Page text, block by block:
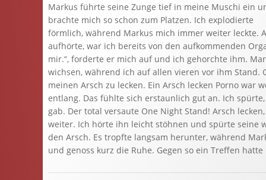
Markus führte seine Zunge tief in meine Muschi ein
brachte mich so schon zum Platzen. Ich explodierte
förmlich, während Markus mich immer weiter leckte.
aufhörte, war ich bereits von den aufkommenden
mir.“, forderte er mich auf und ich gehorchte ihm.
wichsen, während ich auf allen vieren vor ihm Stand.
meinen Arsch zu lecken. Ein Arsch lecken Porno war
entlang. Das fühlte sich erstaunlich gut an. Ich
gab. Der total versaute One Night Stand! Arsch
weiter. Ich hörte ihn leicht stöhnen und spürte seine
den Arsch. Es tropfte langsam herunter, während
und genoss kurz die Ruhe. Gegen so ein Treffen